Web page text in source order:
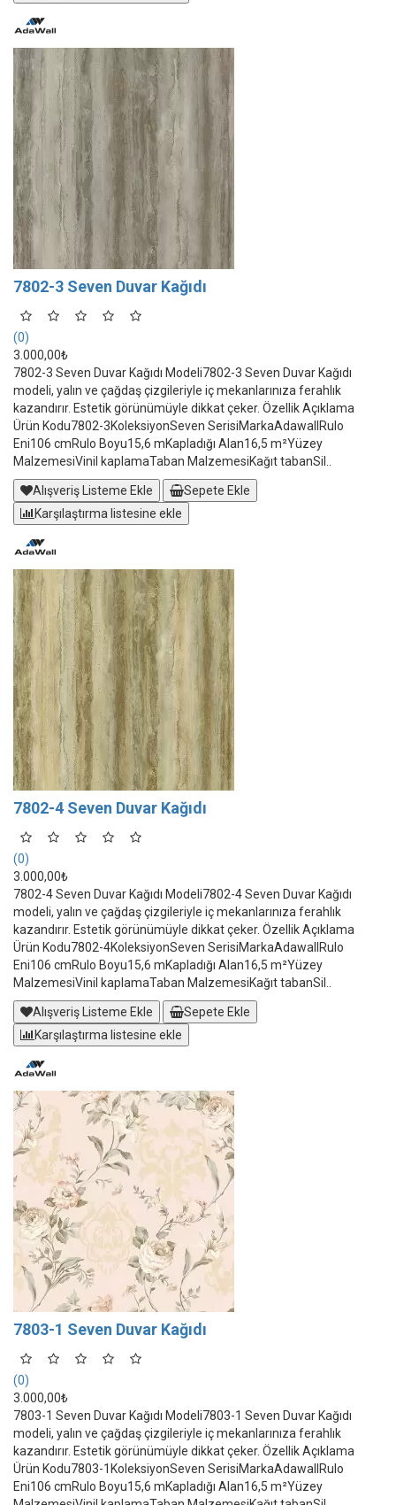
7802-3 Seven Duvar Kağıdı
(0)
3.000,00₺
7802-3 Seven Duvar Kağıdı Modeli7802-3 Seven Duvar Kağıdı
modeli, yalın ve çağdaş çizgileriyle iç mekanlarınıza ferahlık
kazandırır. Estetik görünümüyle dikkat çeker. Özellik Açıklama
Ürün Kodu7802-3KoleksiyonSeven SerisiMarkaAdawallRulo
Eni106 cmRulo Boyu15,6 mKapladığı Alan16,5 m²Yüzey
MalzemesiVinil kaplamaTaban MalzemesiKağıt tabanSil..
Alışveriş Listeme Ekle
Sepete Ekle
Karşılaştırma listesine ekle
7802-4 Seven Duvar Kağıdı
(0)
3.000,00₺
7802-4 Seven Duvar Kağıdı Modeli7802-4 Seven Duvar Kağıdı
modeli, yalın ve çağdaş çizgileriyle iç mekanlarınıza ferahlık
kazandırır. Estetik görünümüyle dikkat çeker. Özellik Açıklama
Ürün Kodu7802-4KoleksiyonSeven SerisiMarkaAdawallRulo
Eni106 cmRulo Boyu15,6 mKapladığı Alan16,5 m²Yüzey
MalzemesiVinil kaplamaTaban MalzemesiKağıt tabanSil..
Alışveriş Listeme Ekle
Sepete Ekle
Karşılaştırma listesine ekle
7803-1 Seven Duvar Kağıdı
(0)
3.000,00₺
7803-1 Seven Duvar Kağıdı Modeli7803-1 Seven Duvar Kağıdı
modeli, yalın ve çağdaş çizgileriyle iç mekanlarınıza ferahlık
kazandırır. Estetik görünümüyle dikkat çeker. Özellik Açıklama
Ürün Kodu7803-1KoleksiyonSeven SerisiMarkaAdawallRulo
Eni106 cmRulo Boyu15,6 mKapladığı Alan16,5 m²Yüzey